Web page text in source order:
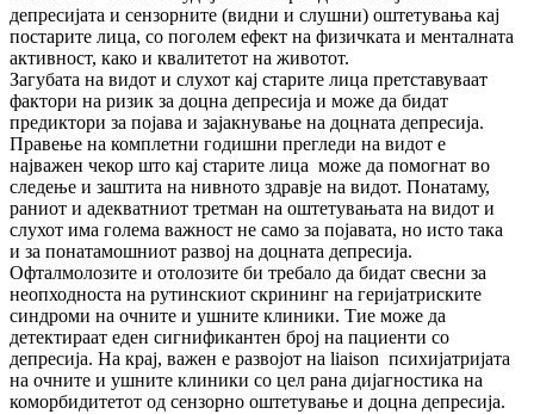
депресијата и сензорните (видни и слушни) оштетувања кај
постарите лица, со поголем ефект на физичката и менталната
ак­тивност, како и квалитетот на животот.
Загубата на видот и слухот кај старите лица прет­ставуваат
фактори на ризик за доцна де­пре­сија и може да бидат
предиктори за по­ја­ва и зајакнување на доцната депресија.
Пра­ве­ње на комплетни годишни прегледи на ви­дот е
најважен чекор што кај старите лица мо­же да помогнат во
следење и заштита на нив­ното здравје на видот. Понатаму,
раниот и адекватниот третман на оштетувањата на ви­дот и
слухот има голема важност не само за појавата, но исто така
и за понатамошниот раз­вој на доцната депресија.
Офталмолозите и отолозите би требало да бидат свесни за
неоп­ходноста на рутинскиот скрининг на ге­ри­јат­риските
синдроми на очните и ушните кли­ники. Тие може да
детектираат еден сиг­ни­фи­кантен број на пациенти со
депресија. На крај, важен е развојот на liaison пси­хи­јат­ријата
на очните и ушните клиники со цел ра­на дијагностика на
коморбидитетот од сен­зорно оштетување и доцна депресија.